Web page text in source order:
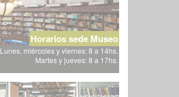
Horarios sede Museo
Lunes, miércoles y viernes: 8 a 14hs.
Martes y jueves: 8 a 17hs.